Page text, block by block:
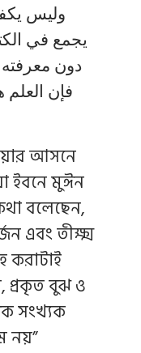
وليس
يجمع في
دون معرفته
فإن العلم
আসনে
ইবনে মুঈন
বলেছেন,
এবং তীক্ষ্ম
করাটাই
প্রকৃত বুঝ ও
সংখ্যক
নয়”